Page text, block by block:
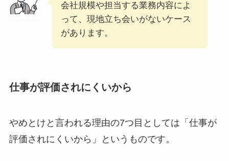
会社規模や担当する業務内容によ
って、現地立ち会いがないケース
があります。
仕事が評価されにくいから
やめとけと言われる理由の7つ目としては「仕事が
評価されにくいから」というものです。